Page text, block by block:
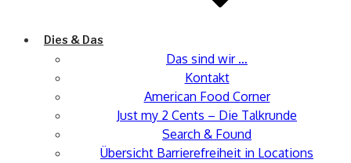
Dies & Das
Das sind wir …
Kontakt
American Food Corner
Just my 2 Cents – Die Talkrunde
Search & Found
Übersicht Barrierefreiheit in Locations